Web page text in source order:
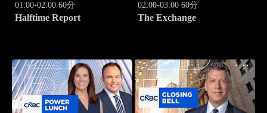
01:00-02:00 60分
Halftime Report
02:00-03:00 60分
The Exchange